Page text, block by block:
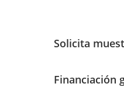
Solicita
Financiación